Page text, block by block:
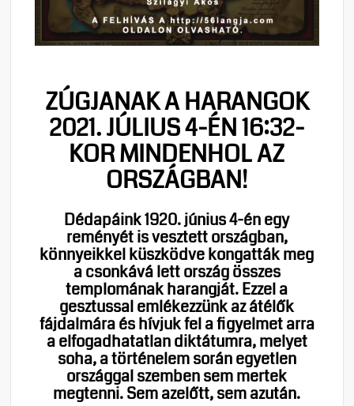
ZÚGJANAK A HARANGOK
2021. JÚLIUS 4-ÉN 16:32-
KOR MINDENHOL AZ
ORSZÁGBAN!
Dédapáink 1920. június 4-én egy
reményét is vesztett országban,
könnyeikkel küszködve kongatták meg
a csonkává lett ország összes
templomának harangját. Ezzel a
gesztussal emlékezzünk az átélők
fájdalmára és hívjuk fel a figyelmet arra
a elfogadhatatlan diktátumra, melyet
soha, a történelem során egyetlen
országgal szemben sem mertek
megtenni. Sem azelőtt, sem azután.